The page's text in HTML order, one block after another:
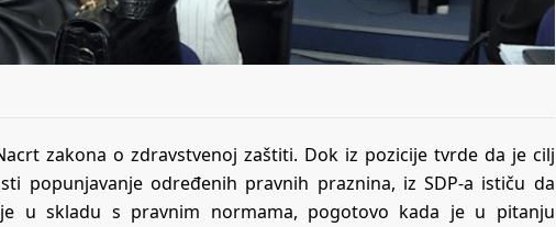
zakona o zdravstvenoj zaštiti. Dok iz pozicije tvrde da je cilj
popunjavanje određenih pravnih praznina, iz SDP-a ističu da
u skladu s pravnim normama, pogotovo kada je u pitanju